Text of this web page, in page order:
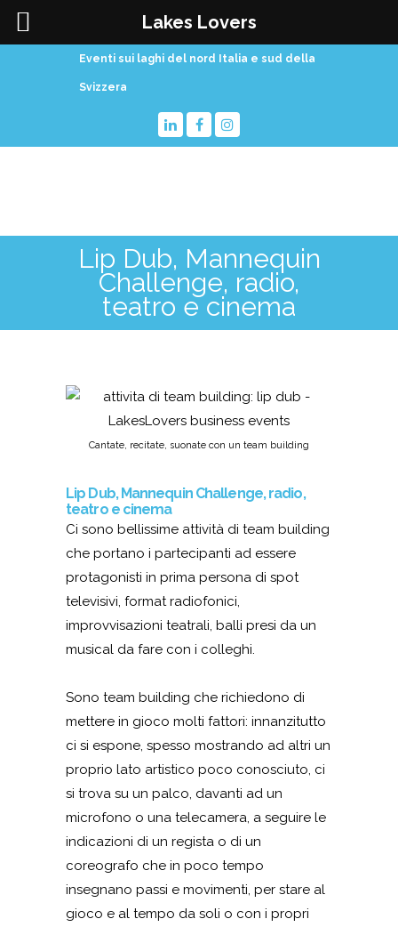
Eventi sui laghi del nord Italia e sud della
Svizzera
Lip Dub, Mannequin
Challenge, radio,
teatro e cinema
Cantate, recitate, suonate con un team building
Lip Dub, Mannequin Challenge, radio,
teatro e cinema
Ci sono bellissime attività di team building
che portano i partecipanti ad essere
protagonisti in prima persona di spot
televisivi, format radiofonici,
improvvisazioni teatrali, balli presi da un
musical da fare con i colleghi.
Sono team building che richiedono di
mettere in gioco molti fattori: innanzitutto
ci si espone, spesso mostrando ad altri un
proprio lato artistico poco conosciuto, ci
si trova su un palco, davanti ad un
microfono o una telecamera, a seguire le
indicazioni di un regista o di un
coreografo che in poco tempo
insegnano passi e movimenti, per stare al
gioco e al tempo da soli o con i propri
Lakes Lovers